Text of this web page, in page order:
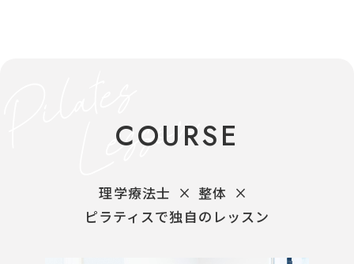
COURSE
理学療法士 × 整体 ×
ピラティスで独自のレッスン